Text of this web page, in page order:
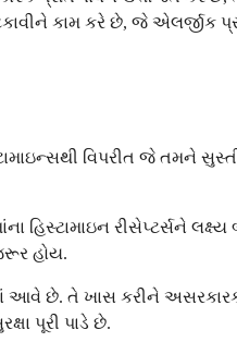
કામ કરે છે, જે એલર્જીક
વિપરીત જે તમને
હિસ્ટામાઇન રીસેપ્ટર્સને
હોય.
આવે છે. તે ખાસ કરીને
પૂરી પાડે છે.